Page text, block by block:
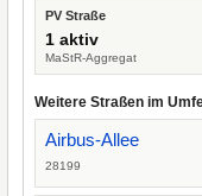
PV Straße
1 aktiv
MaStR-Aggregat
Weitere Straßen im
Airbus-Allee
28199